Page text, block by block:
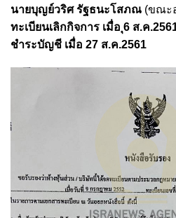
นายบุญย์วริศ รัฐธนะโสภณ (ขณะ
ทะเบียนเลิกกิจการ เมื่อ ุ6 ส.ค
ชำระบัญชี เมื่อ 27 ส.ค.2561